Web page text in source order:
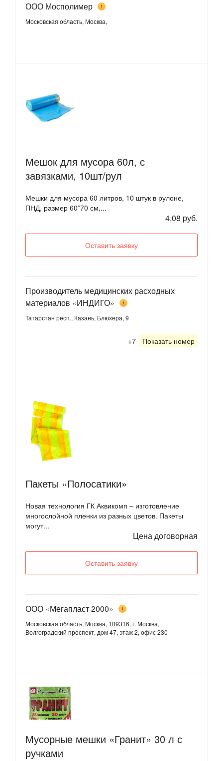
ООО Мосполимер 1
Московская область, Москва,
Мешок для мусора 60л, с
завязками, 10шт/рул
Мешки для мусора 60 литров, 10 штук в рулоне,
ПНД, размер 60*70 см,...
4,08 руб.
Оставить заявку
Производитель медицинских расходных
материалов «ИНДИГО»
1
Татарстан респ., Казань, Блюхера, 9
+7 Показать номер
Пакеты «Полосатики»
Новая технология ГК Аквикомп – изготовление
многослойной пленки из разных цветов. Пакеты
могут...
Цена договорная
Оставить заявку
ООО «Мегапласт 2000» 1
Московская область, Москва, 109316, г. Москва,
Волгоградский проспект, дом 47, этаж 2, офис 230
Мусорные мешки «Гранит» 30 л с
ручками